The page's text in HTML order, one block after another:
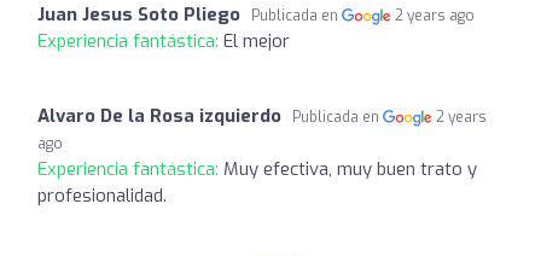
Juan Jesus Soto Pliego Publicada en 2 years ago
Experiencia fantástica: El mejor
Alvaro De la Rosa izquierdo Publicada en
2 years
ago
Experiencia fantástica: Muy efectiva, muy buen trato y
profesionalidad.